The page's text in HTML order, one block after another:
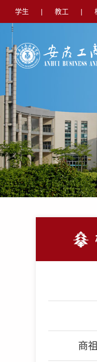
学生 | 教工 |
商